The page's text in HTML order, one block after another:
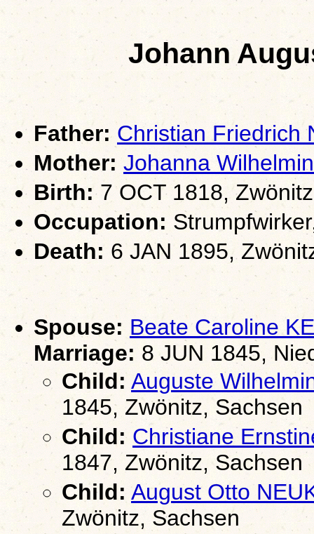
Johann
Father: Christian Friedrich
Mother: Johanna
Birth:7 OCT 1818,
Occupation:
Death: 6 JAN 1895,
Spouse: Beate Caroline
Marriage: 8 JUN 1845,
Child:Auguste
1845, Zwönitz, Sachsen
Child: Christiane
1847, Zwönitz, Sachsen
Child: August Otto
Zwönitz, Sachsen